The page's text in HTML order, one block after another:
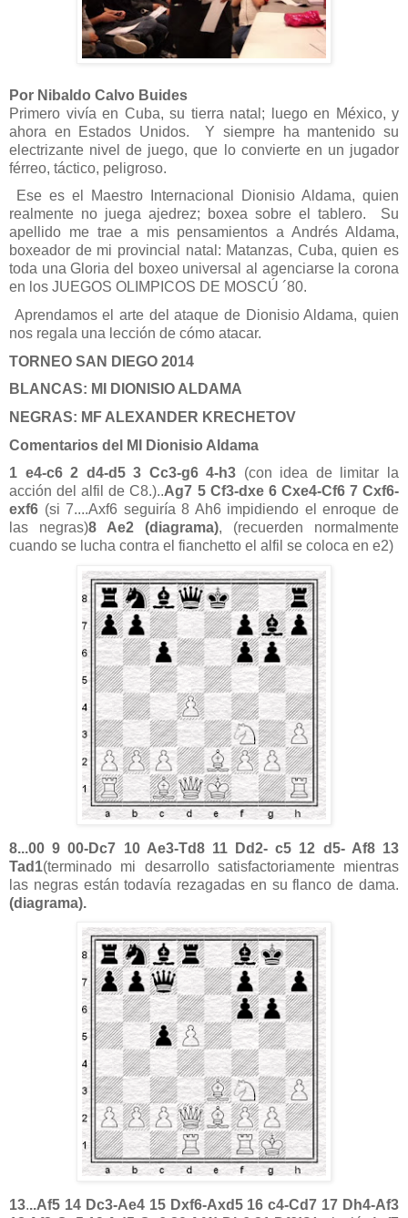
Por Nibaldo Calvo Buides
Primero vivía en Cuba, su tierra natal; luego en México, y
ahora en Estados Unidos.
Y siempre ha mantenido su
electrizante nivel de juego, que lo convierte en un jugador
férreo, táctico, peligroso.
Ese es el Maestro Internacional Dionisio Aldama, quien
realmente no juega ajedrez; boxea sobre el tablero.
Su
apellido me trae a mis pensamientos a Andrés Aldama,
boxeador de mi provincial natal: Matanzas, Cuba, quien es
toda una Gloria del boxeo universal al agenciarse la corona
en los JUEGOS OLIMPICOS DE MOSCÚ ´80.
Aprendamos el arte del ataque de Dionisio Aldama, quien
nos regala una lección de cómo atacar.
TORNEO SAN DIEGO 2014
BLANCAS: MI DIONISIO ALDAMA
NEGRAS: MF ALEXANDER KRECHETOV
Comentarios del MI Dionisio Aldama
1 e4-c6 2 d4-d5 3 Cc3-g6 4-h3 (con idea de limitar la
acción del alfil de C8.)..Ag7 5 Cf3-dxe 6 Cxe4-Cf6 7 Cxf6-
exf6 (si 7....Axf6 seguiría 8 Ah6 impidiendo el enroque de
las negras)8 Ae2 (diagrama), (recuerden normalmente
cuando se lucha contra el fianchetto el alfil se coloca en e2)
8...00 9 00-Dc7 10 Ae3-Td8 11 Dd2- c5 12 d5- Af8 13
Tad1(terminado mi desarrollo satisfactoriamente mientras
las negras están todavía rezagadas en su flanco de dama.
(diagrama).
13...Af5 14 Dc3-Ae4 15 Dxf6-Axd5 16 c4-Cd7 17 Dh4-Af3